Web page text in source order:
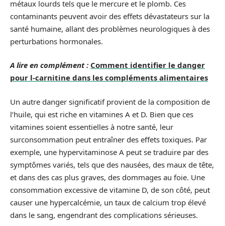
métaux lourds tels que le mercure et le plomb. Ces
contaminants peuvent avoir des effets dévastateurs sur la
santé humaine, allant des problèmes neurologiques à des
perturbations hormonales.
A lire en complément : Comment identifier le danger
pour l-carnitine dans les compléments alimentaires
Un autre danger significatif provient de la composition de
l’huile, qui est riche en vitamines A et D. Bien que ces
vitamines soient essentielles à notre santé, leur
surconsommation peut entraîner des effets toxiques. Par
exemple, une hypervitaminose A peut se traduire par des
symptômes variés, tels que des nausées, des maux de tête,
et dans des cas plus graves, des dommages au foie. Une
consommation excessive de vitamine D, de son côté, peut
causer une hypercalcémie, un taux de calcium trop élevé
dans le sang, engendrant des complications sérieuses.